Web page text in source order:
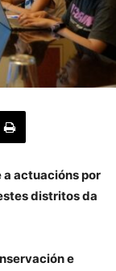
a actuacións por
distritos da
e